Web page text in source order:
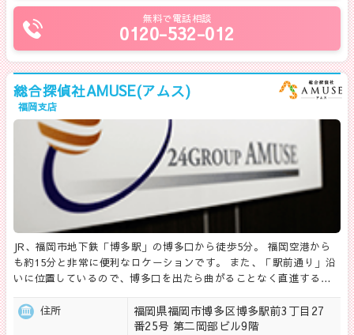
無料で電話相談
0120-532-012
総合探偵社AMUSE(アムス)
福岡支店
JR、福岡市地下鉄「博多駅」の博多口から徒歩5分。 福岡空港から
も約15分と非常に便利なロケーションです。 また、「駅前通り」沿
いに位置しているので、博多口を出たら曲がることなく直進する…
住所
福岡県福岡市博多区博多駅前3丁目27
番25号 第二岡部ビル9階